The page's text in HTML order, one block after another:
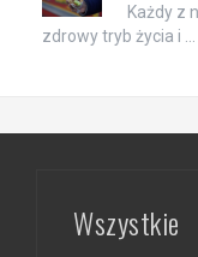
Każdy z
zdrowy tryb życia i …
Wszystkie